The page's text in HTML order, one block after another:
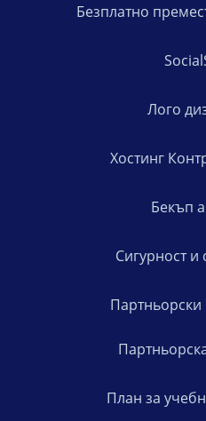
Безплатно
Лого
Хостинг
Бекъп
Сигурност и
План за